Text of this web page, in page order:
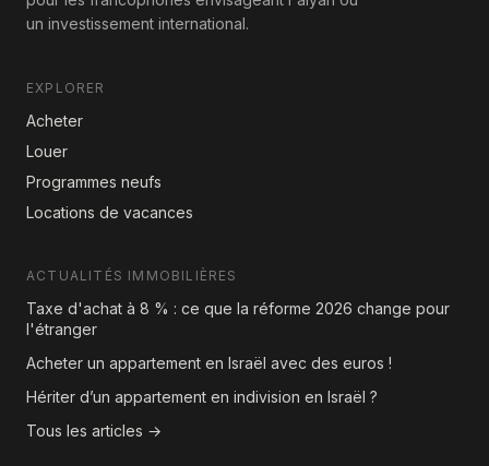
un investissement international.
EXPLORER
Acheter
Louer
Programmes neufs
Locations de vacances
ACTUALITÉS IMMOBILIÈRES
Taxe d'achat à 8 % : ce que la réforme 2026 change pour
l'étranger
Acheter un appartement en Israël avec des euros !
Hériter d’un appartement en indivision en Israël ?
Tous les articles →